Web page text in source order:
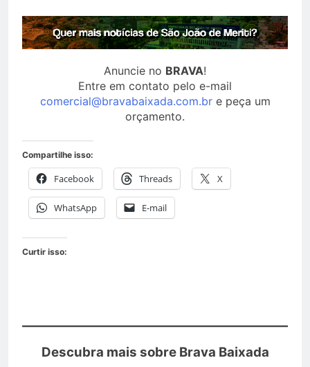
Anuncie no BRAVA!
Entre em contato pelo e-mail
comercial@bravabaixada.com.bre peça um
orçamento.
Compartilhe isso:
Facebook Threads X
WhatsApp E-mail
Curtir isso:
Descubra mais sobre Brava Baixada